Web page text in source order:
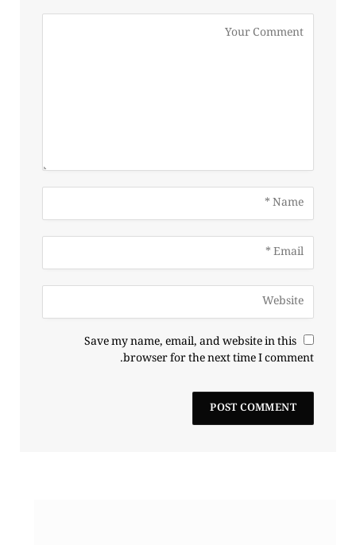
Save my name, email, and website in this
browser for the next time I comment.